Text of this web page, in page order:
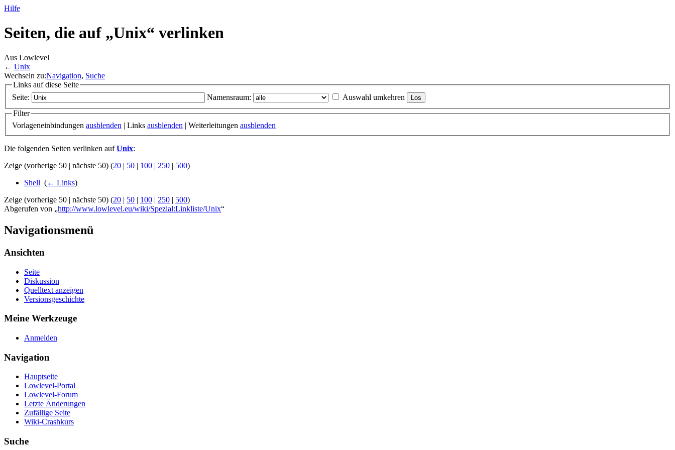
Hilfe
Seiten, die auf „Unix“ verlinken
Aus Lowlevel
← Unix
Wechseln zu:Navigation, Suche
Links auf diese Seite
Seite:
Namensraum:
Auswahl umkehren
Filter
Vorlageneinbindungen ausblenden | Links ausblenden | Weiterleitungen ausblenden
Die folgenden Seiten verlinken aufUnix:
Zeige (vorherige 50 | nächste 50) (20 | 50 | 100 | 250 | 500)
Shell (← Links)
Zeige (vorherige 50 | nächste 50) (20 | 50 | 100 | 250 | 500)
Abgerufen von „http://www.lowlevel.eu/wiki/Spezial:Linkliste/Unix“
Navigationsmenü
Ansichten
Seite
Diskussion
Quelltext anzeigen
Versionsgeschichte
Meine Werkzeuge
Anmelden
Navigation
Hauptseite
Lowlevel-Portal
Lowlevel-Forum
Letzte Änderungen
Zufällige Seite
Wiki-Crashkurs
Suche